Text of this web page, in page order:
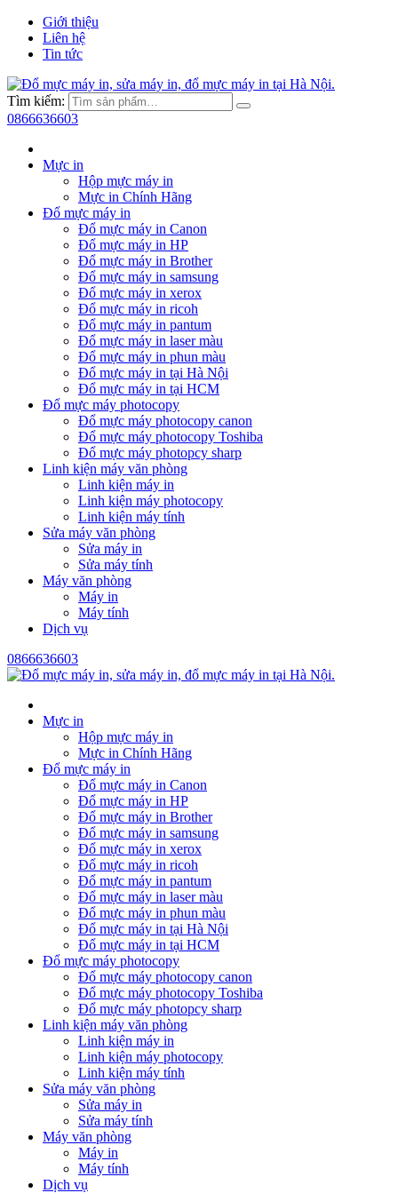
Giới thiệu
Liên hệ
Tin tức
Tìm kiếm:
0866636603
Mực in
Hộp mực máy in
Mực in Chính Hãng
Đổ mực máy in
Đổ mực máy in Canon
Đổ mực máy in HP
Đổ mực máy in Brother
Đổ mực máy in samsung
Đổ mực máy in xerox
Đổ mực máy in ricoh
Đổ mực máy in pantum
Đổ mực máy in laser màu
Đổ mực máy in phun màu
Đổ mực máy in tại Hà Nội
Đổ mực máy in tại HCM
Đổ mực máy photocopy
Đổ mực máy photocopy canon
Đổ mực máy photocopy Toshiba
Đổ mực máy photopcy sharp
Linh kiện máy văn phòng
Linh kiện máy in
Linh kiện máy photocopy
Linh kiện máy tính
Sửa máy văn phòng
Sửa máy in
Sửa máy tính
Máy văn phòng
Máy in
Máy tính
Dịch vụ
0866636603
Mực in
Hộp mực máy in
Mực in Chính Hãng
Đổ mực máy in
Đổ mực máy in Canon
Đổ mực máy in HP
Đổ mực máy in Brother
Đổ mực máy in samsung
Đổ mực máy in xerox
Đổ mực máy in ricoh
Đổ mực máy in pantum
Đổ mực máy in laser màu
Đổ mực máy in phun màu
Đổ mực máy in tại Hà Nội
Đổ mực máy in tại HCM
Đổ mực máy photocopy
Đổ mực máy photocopy canon
Đổ mực máy photocopy Toshiba
Đổ mực máy photopcy sharp
Linh kiện máy văn phòng
Linh kiện máy in
Linh kiện máy photocopy
Linh kiện máy tính
Sửa máy văn phòng
Sửa máy in
Sửa máy tính
Máy văn phòng
Máy in
Máy tính
Dịch vụ